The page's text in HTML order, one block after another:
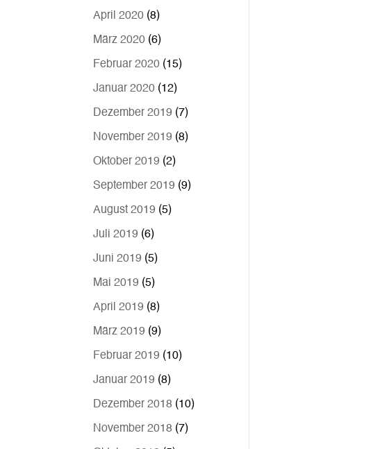
April 2020 (8)
März 2020 (6)
Februar 2020 (15)
Januar 2020 (12)
Dezember 2019 (7)
November 2019 (8)
Oktober 2019 (2)
September 2019 (9)
August 2019 (5)
Juli 2019 (6)
Juni 2019 (5)
Mai 2019 (5)
April 2019 (8)
März 2019 (9)
Februar 2019 (10)
Januar 2019 (8)
Dezember 2018 (10)
November 2018 (7)